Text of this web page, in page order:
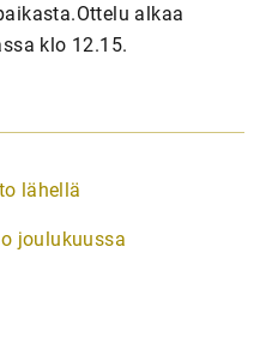
alkaa
klo 12.15.
lähellä
joulukuussa